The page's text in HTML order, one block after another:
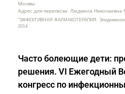
Москвы
Адрес для переписки: Людмила Николаевна
"ЭФФЕКТИВНАЯ ФАРМАКОТЕРАПИЯ.
2014
Часто болеющие дети:
решения. VI Ежегодный
конгресс по